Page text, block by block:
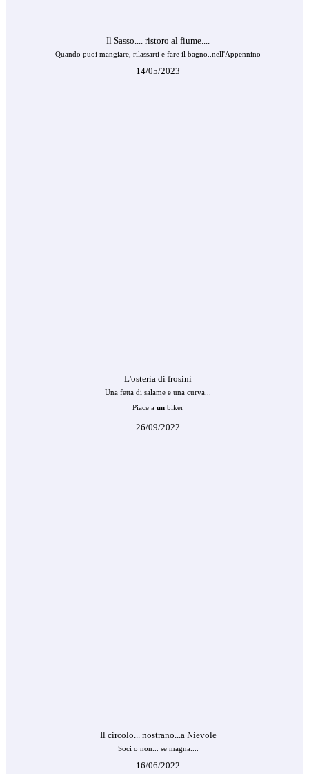
Il Sasso.... ristoro al fiume....
Quando puoi mangiare, rilassarti e fare il bagno..nell'Appennino
14/05/2023
L'osteria di frosini
Una fetta di salame e una curva...
Piace a un biker
26/09/2022
Il circolo... nostrano...a Nievole
Soci o non... se magna....
16/06/2022